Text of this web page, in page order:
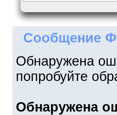
Сообщение
Обнаружена
попробуйте
Обнаружена